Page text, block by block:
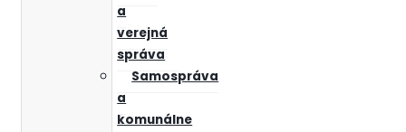
a
verejná
správa
Samospráva
a
komunálne